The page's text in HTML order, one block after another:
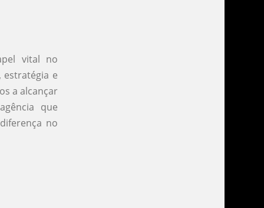
vital no
estratégia e
a alcançar
que
no